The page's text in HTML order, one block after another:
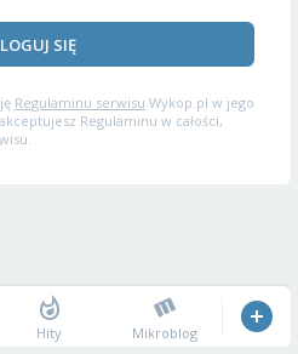
SIĘ
Regulaminu serwisu Wykop.pl w jego
Regulaminu w całości,
Hity Mikroblog